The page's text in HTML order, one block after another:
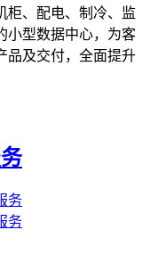
柜、配电、制冷、监
小型数据中心，为客
品及交付，全面提升
务
务